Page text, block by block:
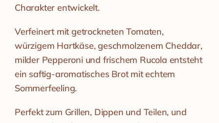
Charakter entwickelt.
Verfeinert mit getrockneten Tomaten,
würzigem Hartkäse, geschmolzenem Cheddar,
milder Pepperoni und frischem Rucola entsteht
ein saftig-aromatisches Brot mit echtem
Sommerfeeling.
Perfekt zum Grillen, Dippen und Teilen, und